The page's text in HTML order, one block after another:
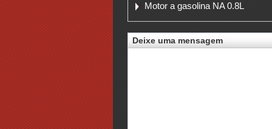
Motor a gasolina NA 0.8L
Deixe uma mensagem